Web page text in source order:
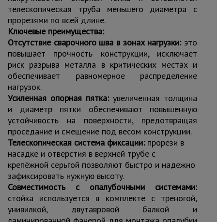
телескопическая труба меньшего диаметра с
прорезями по всей длине.
Ключевые преимущества:
Отсутствие сварочного шва в зонах нагрузки:это
повышает прочность конструкции, исключает
риск разрыва металла в критических местах и
обеспечивает равномерное распределение
нагрузок.
Усиленная опорная пятка:увеличенная толщина
и диаметр пятки обеспечивают повышенную
устойчивость на поверхности, предотвращая
проседание и смещение под весом конструкции.
Телескопическая система фиксации:прорези в
насадке и отверстия в верхней трубе с
крепёжной серьгой позволяют быстро и надежно
зафиксировать нужную высоту.
Совместимость с опалубочными системами:
стойка используется в комплекте с треногой,
унивилкой, двутавровой балкой и